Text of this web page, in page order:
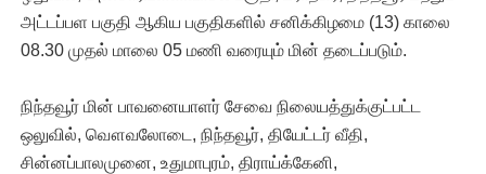
அட்டப்பள பகுதி ஆகிய பகுதிகளில் சனிக்கிழமை (13) காலை
08.30 முதல் மாலை 05 மணி வரையும் மின் தடைப்படும்.
நிந்தவூர் மின் பாவனையாளர் சேவை நிலையத்துக்குட்பட்ட
ஒலுவில், வௌவலோடை, நிந்தவூர், தியேட்டர் வீதி,
சின்னப்பாலமுனை, உதுமாபுரம், திராய்க்கேனி,